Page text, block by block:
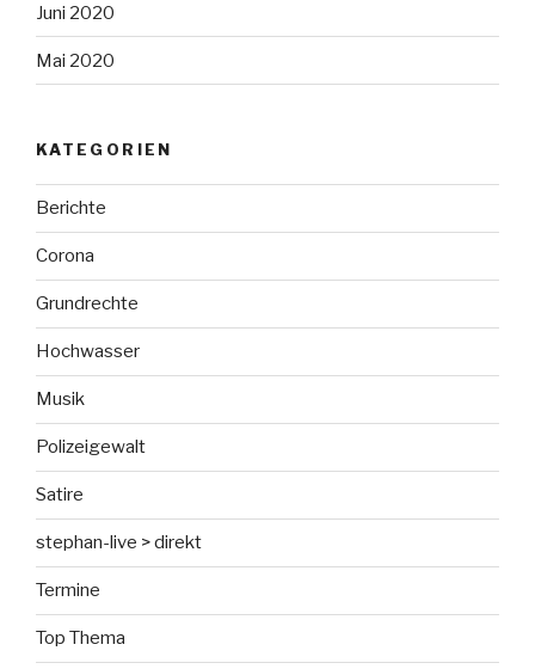
Juni 2020
Mai 2020
KATEGORIEN
Berichte
Corona
Grundrechte
Hochwasser
Musik
Polizeigewalt
Satire
stephan-live > direkt
Termine
Top Thema